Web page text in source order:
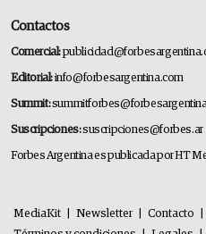
Contactos
Comercial:
Editorial:info@forbesargentina.com
Summit:
Suscripciones:suscripciones@forbes.ar
Forbes Argentina es publicada por HT
MediaKit Newsletter Contacto